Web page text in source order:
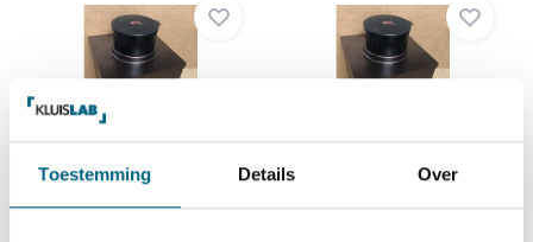
Toestemming Details Over
Hamber Minder
Hamber Minder